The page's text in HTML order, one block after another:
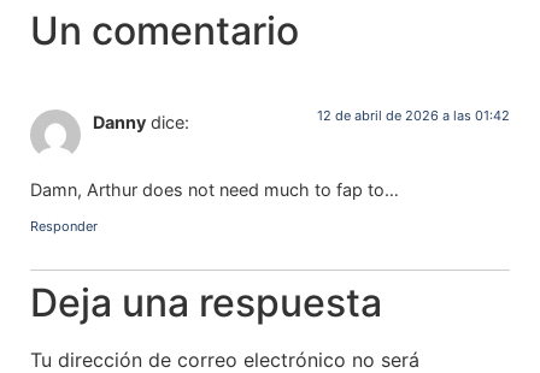
Un comentario
Danny dice: 12 de abril de 2026 a las 01:42
Damn, Arthur does not need much to fap to…
Responder
Deja una respuesta
Tu dirección de correo electrónico no será